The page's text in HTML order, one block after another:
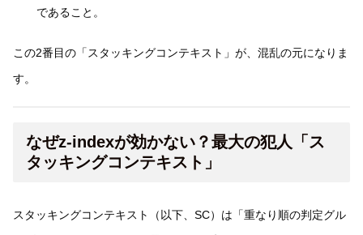
であること。
この2番目の「スタッキングコンテキスト」が、混乱の元になりま
す。
なぜz-indexが効かない？最大の犯人「ス
タッキングコンテキスト」
スタッキングコンテキスト（以下、SC）は「重なり順の判定グル